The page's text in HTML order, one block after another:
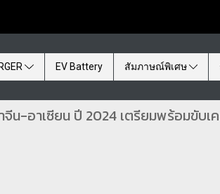
EV Battery สัมภาษณ์พิเศษ
น-อาเซียน ปี 2024 เตรียมพร้อมขับเ